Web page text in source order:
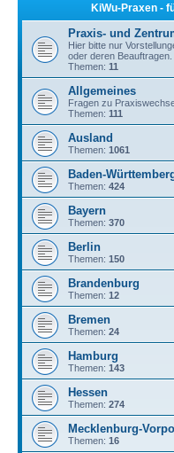
KiWu-Praxen -
Praxis- und
Hier bitte nur
oder deren Beauftragen.
Themen: 11
Allgemeines
Fragen zu
Themen: 111
Ausland
Themen: 1061
Baden-
Themen: 424
Bayern
Themen: 370
Berlin
Themen: 150
Brandenburg
Themen: 12
Bremen
Themen: 24
Hamburg
Themen: 143
Hessen
Themen: 274
Mecklenburg-
Themen: 16